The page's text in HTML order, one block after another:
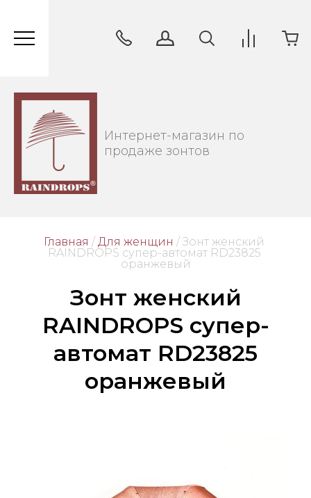
Интернет-магазин по
продаже зонтов
Главная / Для женщин / Зонт женский
RAINDROPS супер-автомат RD23825
оранжевый
Зонт женский
RAINDROPS супер-
автомат RD23825
оранжевый